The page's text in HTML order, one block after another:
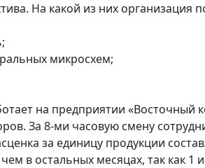
На какой из них организация
микросхем;
на предприятии «Восточный
За 8-ми часовую смену
за единицу продукции
в остальных месяцах, так как